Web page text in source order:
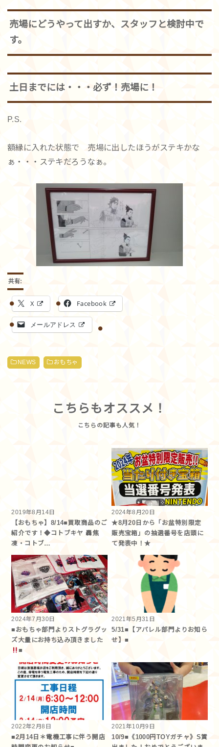
売場にどうやって出すか、スタッフと検討中で
す。
土日までには・・・必ず！売場に！
P.S.
額縁に入れた状態で 売場に出したほうがステキかな
ぁ・・・ステキだろうなぁ。
共有:
X Facebook
メールアドレス
NEWS おもちゃ
こちらもオススメ！
2019年8月14日
【おもちゃ】8/14■買取商品のご
紹介です！◆コトブキヤ 轟焦
凍・コトブ…
2024年8月20日
★8月20日から「お盆特別限定
販売宝箱」の抽選番号を店頭に
て発表中！★
2024年7月30日
■おもちゃ部門よりストグラグッ
ズ大量にお持ち込み頂きました
■
2021年5月31日
5/31■【アパレル部門よりお知ら
せ】■
2022年2月8日
■2月14日＊電機工事に伴う開店
2021年10月9日
10/9■《1000円TOYガチャ》S賞